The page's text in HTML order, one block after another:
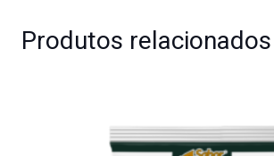
Produtos relacionados